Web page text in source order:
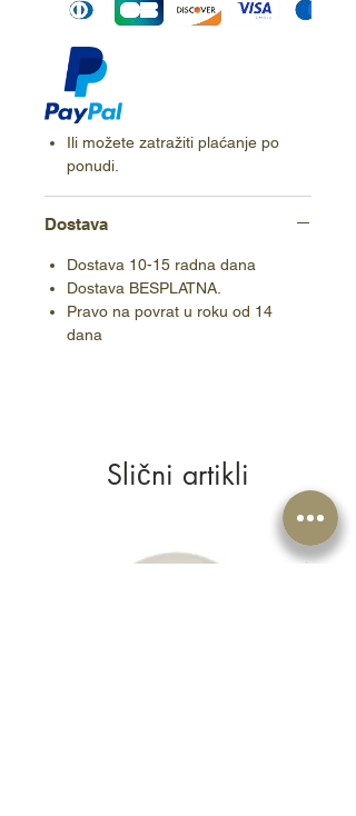
Ili možete zatražiti plaćanje po
ponudi.
Dostava
Dostava 10-15 radna dana
Dostava BESPLATNA.
Pravo na povrat u roku od 14
dana
Slični artikli